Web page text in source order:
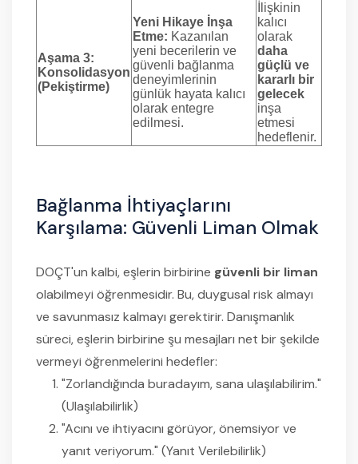
Aşama 3:
Konsolidasyon
(Pekiştirme)
Yeni Hikaye İnşa
Etme: Kazanılan
yeni becerilerin ve
güvenli bağlanma
deneyimlerinin
günlük hayata kalıcı
olarak entegre
edilmesi.
İlişkinin
kalıcı
olarak
daha
güçlü ve
kararlı bir
gelecek
inşa
etmesi
hedeflenir.
Bağlanma İhtiyaçlarını
Karşılama: Güvenli Liman Olmak
DOÇT'un kalbi, eşlerin birbirine güvenli bir liman
olabilmeyi öğrenmesidir. Bu, duygusal risk almayı
ve savunmasız kalmayı gerektirir. Danışmanlık
süreci, eşlerin birbirine şu mesajları net bir şekilde
vermeyi öğrenmelerini hedefler:
"Zorlandığında buradayım, sana ulaşılabilirim."
(Ulaşılabilirlik)
"Acını ve ihtiyacını görüyor, önemsiyor ve
yanıt veriyorum." (Yanıt Verilebilirlik)